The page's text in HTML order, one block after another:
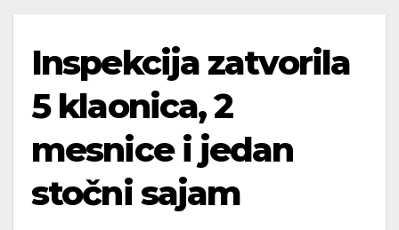
Inspekcija zatvorila
5 klaonica, 2
mesnice i jedan
stočni sajam